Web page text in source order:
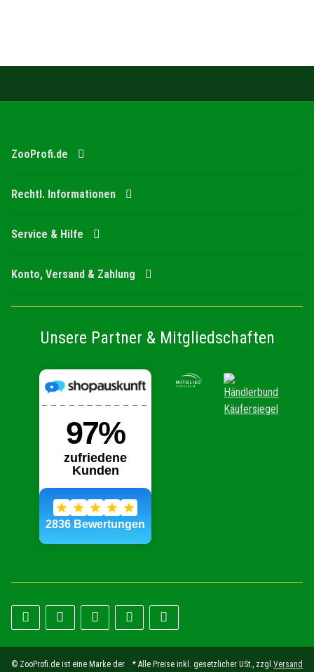
ZooProfi.de
Rechtl. Informationen
Service & Hilfe
Konto, Versand & Zahlung
Unsere Partner & Mitgliedschaften
© ZooProfi.de ist eine Marke der
* Alle Preise inkl. gesetzlicher USt., zzgl.Versand